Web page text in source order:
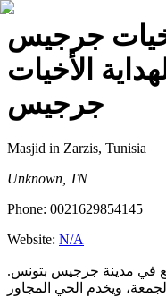
جرجيس
الأخيات
جرجيس
Masjid in Zarzis, Tunisia
Unknown, TN
Phone: 0021629854145
Website: N/A
في مدينة جرجيس بتونس.